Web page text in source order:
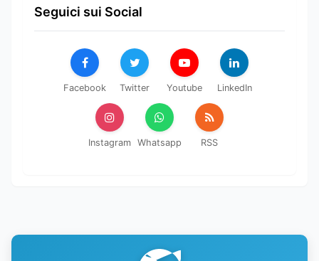
Seguici sui Social
Facebook Twitter Youtube LinkedIn
Instagram Whatsapp RSS